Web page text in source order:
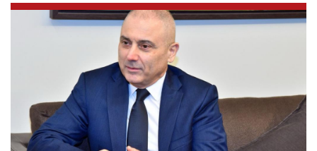
نداء اليوم
أسرار
متفرقات